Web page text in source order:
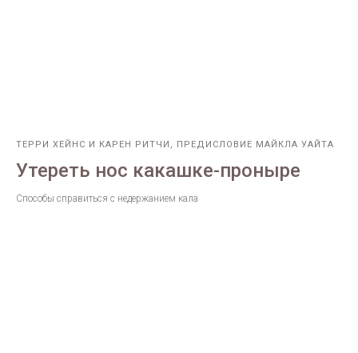
ТЕРРИ ХЕЙНС И КАРЕН РИТЧИ, ПРЕДИСЛОВИЕ МАЙКЛА УАЙТА
Утереть нос какашке-проныре
Способы справиться с недержанием кала